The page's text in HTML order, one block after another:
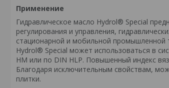
Применение
Гидравлическое масло Hydrol® Special
регулирования и управления,
стационарной и мобильной промышленной
Hydrol® Special может использоваться в
HM или по DIN HLP. Повышенный индекс
Благодаря исключительным свойствам,
плитки.